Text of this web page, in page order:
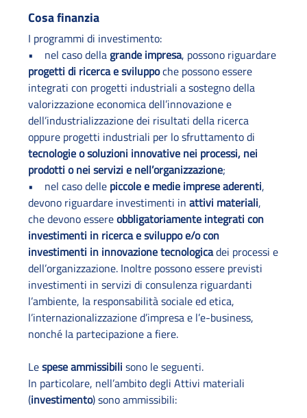
Cosa finanzia
I programmi di investimento:
• nel caso dellagrande impresa, possono riguardare
progetti di ricerca e sviluppoche possono essere
integrati con progetti industriali a sostegno della
valorizzazione economica dell’innovazione e
dell’industrializzazione dei risultati della ricerca
oppure progetti industriali per lo sfruttamento di
tecnologie o soluzioni innovative nei processi, nei
prodotti o nei servizi e nell’organizzazione;
• nel caso delle piccole e medie imprese aderenti,
devono riguardare investimenti in attivi materiali,
che devono essereobbligatoriamente integrati con
investimenti in ricerca e sviluppo e/o con
investimenti in innovazione tecnologicadei processi e
dell’organizzazione. Inoltre possono essere previsti
investimenti in servizi di consulenza riguardanti
l’ambiente, la responsabilità sociale ed etica,
l’internazionalizzazione d’impresa e l’e-business,
nonché la partecipazione a fiere.
Lespese ammissibili sono le seguenti.
In particolare, nell’ambito degli Attivi materiali
(investimento) sono ammissibili: